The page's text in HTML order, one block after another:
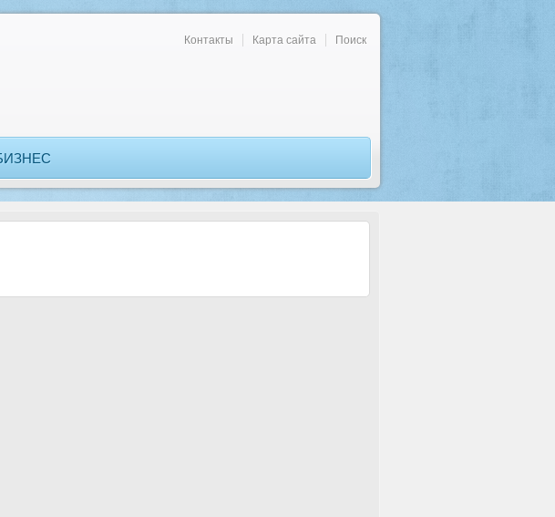
Контакты Карта сайта Поиск